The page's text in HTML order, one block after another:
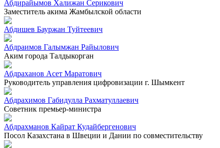
Абдирайымов Халижан Серикович
Заместитель акима Жамбылской области
Абдишев Бауржан Туйтеевич
Абдраимов Галымжан Райылович
Аким города Талдыкорган
Абдраханов Асет Маратович
Руководитель управления цифровизации г. Шымкент
Абдрахимов Габидулла Рахматуллаевич
Советник премьер-министра
Абдрахманов Кайрат Кудайбергенович
Посол Казахстана в Швеции и Дании по совместительству